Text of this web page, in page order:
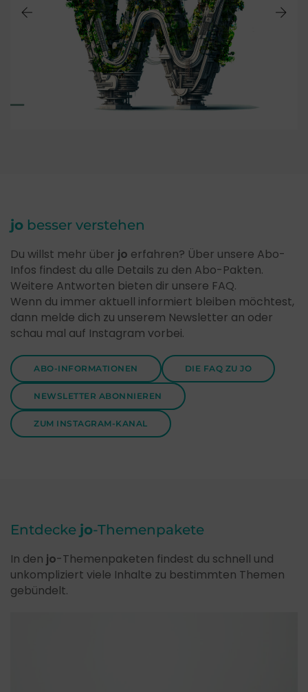
jo besser verstehen
Du willst mehr über jo erfahren? Über unsere Abo-
Infos findest du alle Details zu den Abo-Pakten.
Weitere Antworten bieten dir unsere FAQ.
Wenn du immer aktuell informiert bleiben möchtest,
dann melde dich zu unserem Newsletter an oder
schau mal auf Instagram vorbei.
ABO-INFORMATIONEN DIE FAQ ZU JO
NEWSLETTER ABONNIEREN
ZUM INSTAGRAM-KANAL
Entdecke jo-Themenpakete
In den jo-Themenpaketen findest du schnell und
unkompliziert viele Inhalte zu bestimmten Themen
gebündelt.